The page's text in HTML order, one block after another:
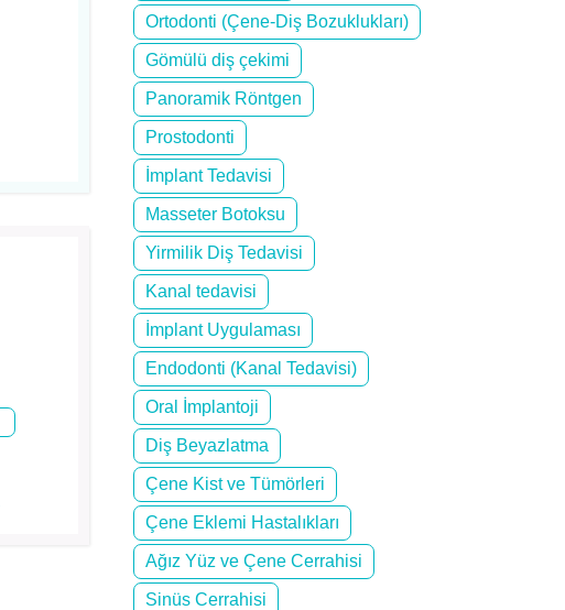
Ortodonti (Çene-Diş Bozuklukları)
Gömülü diş çekimi
Panoramik Röntgen
Prostodonti
İmplant Tedavisi
Masseter Botoksu
Yirmilik Diş Tedavisi
Kanal tedavisi
İmplant Uygulaması
Endodonti (Kanal Tedavisi)
Oral İmplantoji
Diş Beyazlatma
Çene Kist ve Tümörleri
Çene Eklemi Hastalıkları
Ağız Yüz ve Çene Cerrahisi
Sinüs Cerrahisi